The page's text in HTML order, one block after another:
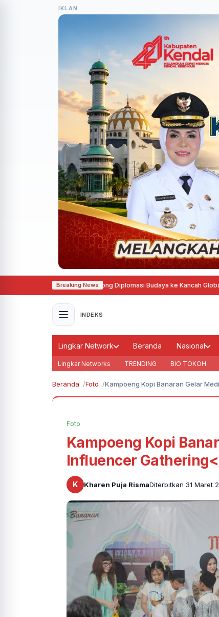
IKLAN
Breaking News
Agustina Dorong Diplomasi Budaya ke Kancah Global·
INDEKS
Lingkar Network Beranda Nasional
Lingkar Networks TRENDING BIO TOKOH
Beranda Foto Kampoeng Kopi Banaran Gelar
Foto
Kampoeng Kopi
Influencer
K Kharen Puja RismaDiterbitkan 31 Maret